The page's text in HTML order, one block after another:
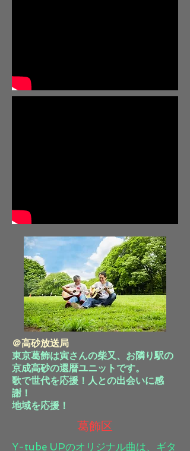
＠高砂放送局
東京葛飾は寅さんの柴又、お隣り駅の
京成高砂の還暦ユニットです。
歌で世代を応援！人との出会いに感
謝！
地域を応援！
​葛飾区
Y-tube UPのオリジナル曲は、ギタ